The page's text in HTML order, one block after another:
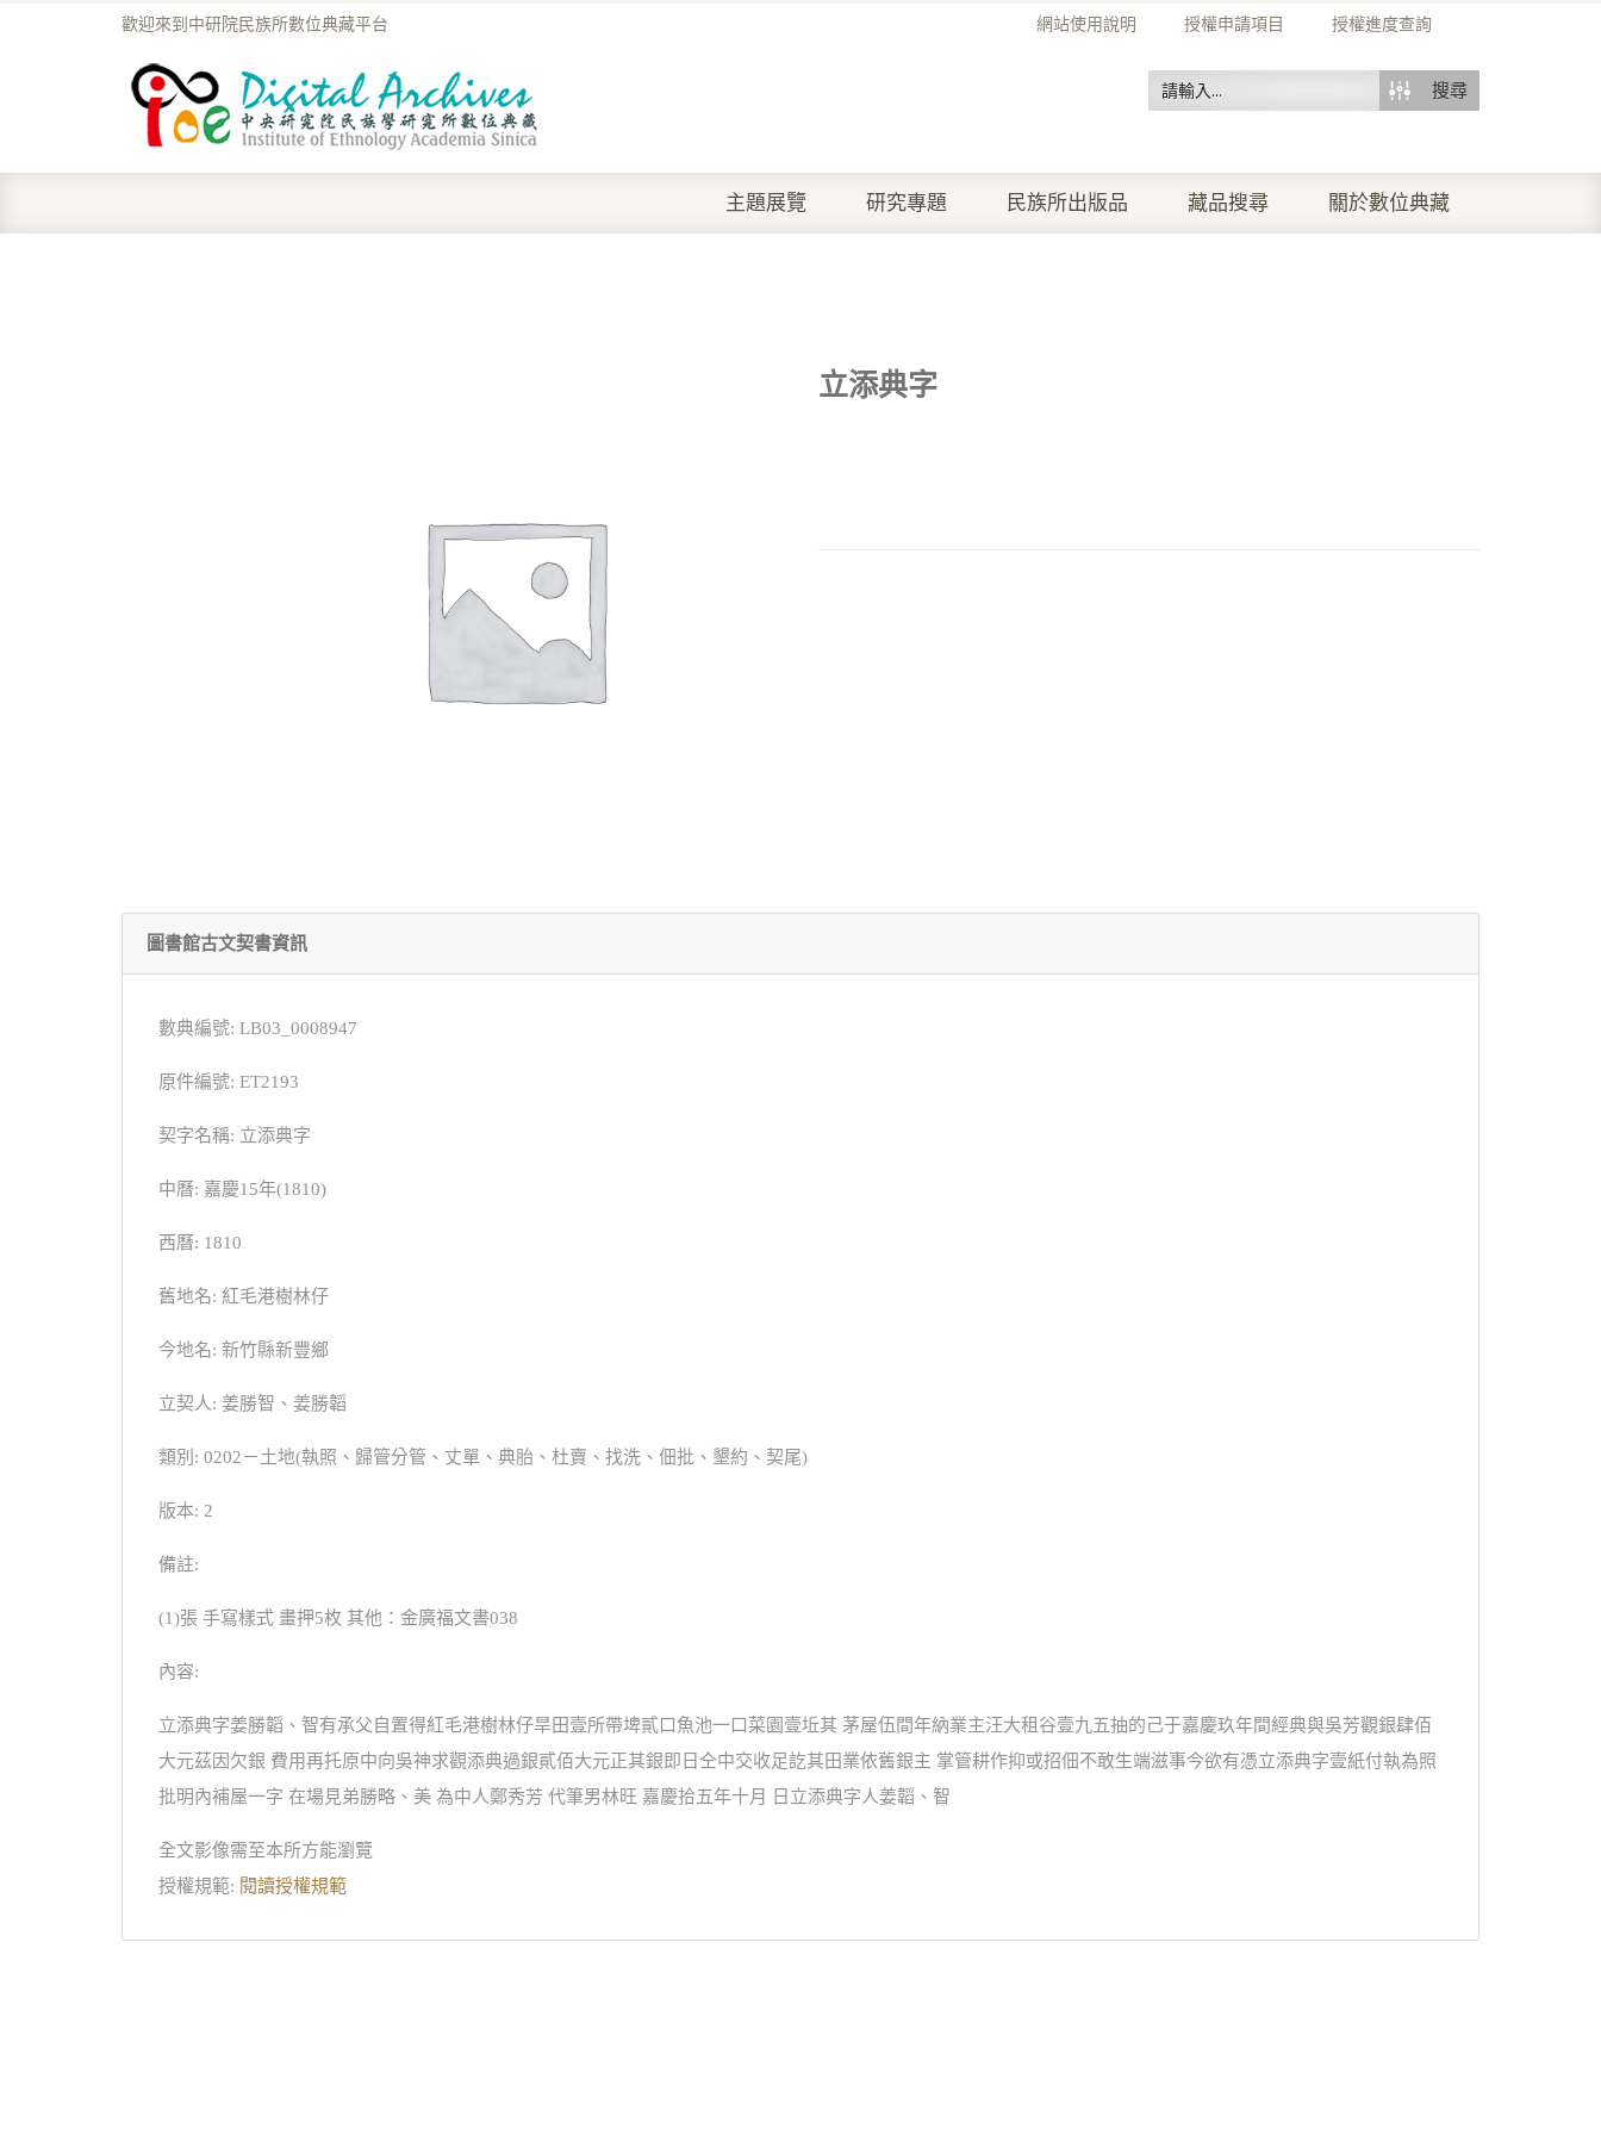
網站使用說明 授權申請項目 授權進度查詢
歡迎來到中研院民族所數位典藏平台
搜尋
主題展覽 研究專題 民族所出版品 藏品搜尋 關於數位典藏
立添典字
圖書館古文契書資訊
數典編號: LB03_0008947
原件編號: ET2193
契字名稱: 立添典字
中曆: 嘉慶15年(1810)
西曆: 1810
舊地名: 紅毛港樹林仔
今地名: 新竹縣新豐鄉
立契人: 姜勝智、姜勝韜
類別: 0202－土地(執照、歸管分管、丈單、典胎、杜賣、找洗、佃批、墾約、契尾)
版本: 2
備註:
(1)張 手寫樣式 畫押5枚 其他：金廣福文書038
內容:
立添典字姜勝韜、智有承父自置得紅毛港樹林仔旱田壹所帶埤貳口魚池一口菜園壹坵其 茅屋伍間年納業主汪大租谷壹九五抽的己于嘉慶玖年間經典與吳芳觀銀肆佰
大元茲因欠銀 費用再托原中向吳神求觀添典過銀貳佰大元正其銀即日仝中交收足訖其田業依舊銀主 掌管耕作抑或招佃不敢生端滋事今欲有憑立添典字壹紙付執為照
批明內補屋一字 在場見弟勝略、美 為中人鄭秀芳 代筆男林旺 嘉慶拾五年十月 日立添典字人姜韜、智
全文影像需至本所方能瀏覽
授權規範: 閱讀授權規範